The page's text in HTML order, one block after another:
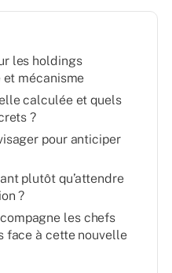
les holdings
mécanisme
calculée et quels
?
pour anticiper
plutôt qu’attendre
?
les chefs
face à cette nouvelle